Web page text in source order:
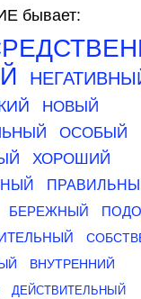
бывает:
НОВЫЙ
ОСОБЫЙ
ХОРОШИЙ
БЕРЕЖНЫЙ
ВНУТРЕННИЙ
ДЕЙСТВИТЕЛЬНЫЙ